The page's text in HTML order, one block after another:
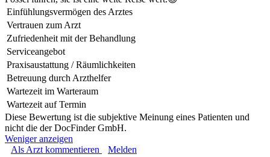
Einfühlungsvermögen des Arztes
Vertrauen zum Arzt
Zufriedenheit mit der Behandlung
Serviceangebot
Praxisaustattung / Räumlichkeiten
Betreuung durch Arzthelfer
Wartezeit im Warteraum
Wartezeit auf Termin
Diese Bewertung ist die subjektive Meinung eines Patienten und
nicht die der DocFinder GmbH.
Weniger anzeigen
Als Arzt kommentieren
Melden